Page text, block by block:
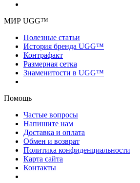
МИР UGG™
Полезные статьи
История бренда UGG™
Контрафакт
Размерная сетка
Знаменитости в UGG™
Помощь
Частые вопросы
Напишите нам
Доставка и оплата
Обмен и возврат
Политика конфиденциальности
Карта сайта
Контакты